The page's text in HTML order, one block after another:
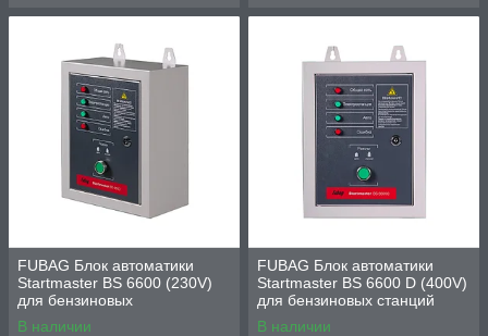
FUBAG Блок автоматики
Startmaster BS 6600 (230V)
для бензиновых
электростанций BS_TI
В наличии
FUBAG Блок автоматики
Startmaster BS 6600 D (400V)
для бензиновых станций
В наличии